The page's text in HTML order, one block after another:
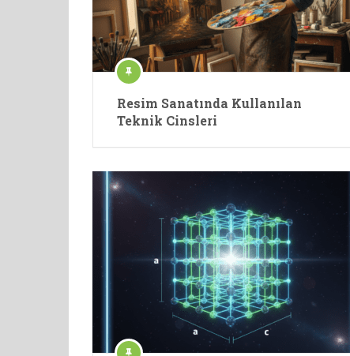
Resim Sanatında Kullanılan
Teknik Cinsleri